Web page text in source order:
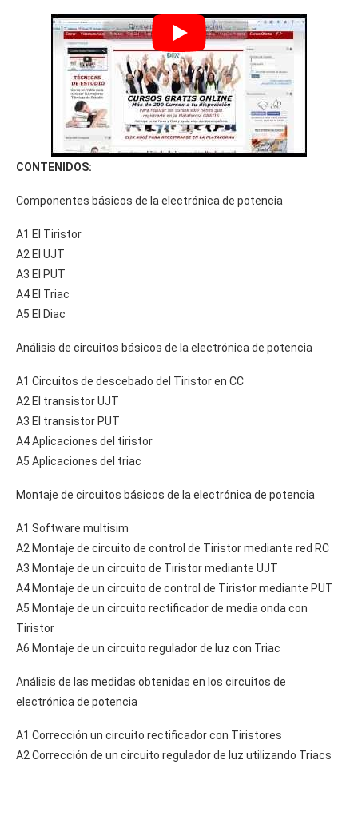
CONTENIDOS:
Componentes básicos de la electrónica de potencia
A1 El Tiristor
A2 El UJT
A3 El PUT
A4 El Triac
A5 El Diac
Análisis de circuitos básicos de la electrónica de potencia
A1 Circuitos de descebado del Tiristor en CC
A2 El transistor UJT
A3 El transistor PUT
A4 Aplicaciones del tiristor
A5 Aplicaciones del triac
Montaje de circuitos básicos de la electrónica de potencia
A1 Software multisim
A2 Montaje de circuito de control de Tiristor mediante red RC
A3 Montaje de un circuito de Tiristor mediante UJT
A4 Montaje de un circuito de control de Tiristor mediante PUT
A5 Montaje de un circuito rectificador de media onda con
Tiristor
A6 Montaje de un circuito regulador de luz con Triac
Análisis de las medidas obtenidas en los circuitos de
electrónica de potencia
A1 Corrección un circuito rectificador con Tiristores
A2 Corrección de un circuito regulador de luz utilizando Triacs